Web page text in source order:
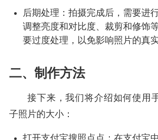
后期处理：拍摄完成后，需要进
调整亮度和对比度、裁剪和修饰
要过度处理，以免影响照片的真实
二、制作方法
接下来，我们将介绍如何使用
子照片的大小：
打开支付宝搜照点点：在支付宝